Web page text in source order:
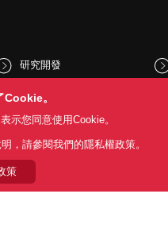
研究開發
文化與社會
新聞
Cookie。
示您同意使用Cookie。
，請參閱我們的隱私權政策。
策